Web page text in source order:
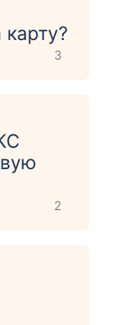
3
2